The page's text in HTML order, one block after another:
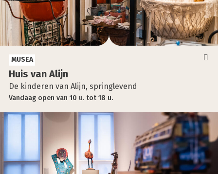
Huis van Alijn
De kinderen van Alijn, springlevend
MUSEA
Vandaag open van 10 u. tot 18 u.